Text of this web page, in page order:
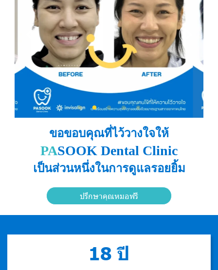
ขอขอบคุณที่ไว้วางใจให้
PASOOK Dental Clinic
เป็นส่วนหนึ่งในการดูแลรอยยิ้ม
ปรึกษาคุณหมอฟรี
18 ปี